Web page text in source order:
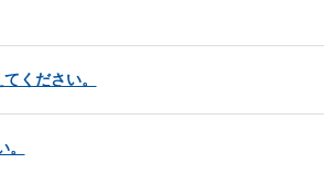
ください。